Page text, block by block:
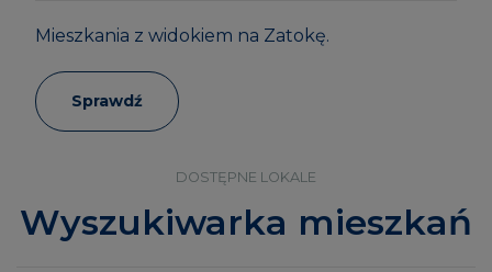
Teraz 1500 zł/m2 taniej!
Sprawdź
Mieszkania przy lesie.
Sprawdź
Mieszkania z widokiem na Zatokę.
Sprawdź
DOSTĘPNE LOKALE
Wyszukiwarka mieszkań